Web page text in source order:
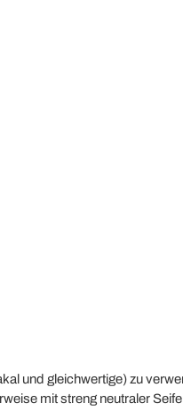
und gleichwertige) zu
mit streng neutraler